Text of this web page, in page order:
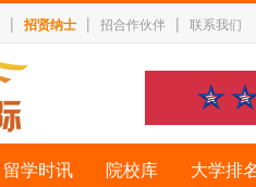
| 招贤纳士 | 招合作伙伴 | 联系我们
留学时讯 院校库 大学排